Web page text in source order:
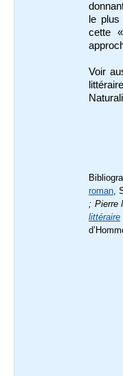
le
cette
Voir
roman ,
; Pierre
littéraire